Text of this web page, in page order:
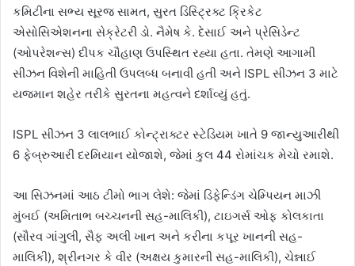
કમિટીના સભ્ય સૂરજ સામત, સુરત ડિસ્ટ્રિક્ટ ક્રિકેટ
એસોસિએશનના સેક્રેટરી ડો. નૈમેષ કે. દેસાઈ અને પ્રેસિડેન્ટ
(ઓપરેશન્સ) દીપક ચૌહાણ ઉપસ્થિત રહ્યા હતા. તેમણે આગામી
સીઝન વિશેની માહિતી ઉપલબ્ધ બનાવી હતી અને ISPL સીઝન 3 માટે
યજમાન શહેર તરીકે સુરતના મહત્વને દર્શાવ્યું હતું.
ISPL સીઝન 3 લાલભાઈ કોન્ટ્રાક્ટર સ્ટેડિયમ ખાતે 9 જાન્યુઆરીથી
6 ફેબ્રુઆરી દરમિયાન યોજાશે, જેમાં કુલ 44 રોમાંચક મેચો રમાશે.
આ સિઝનમાં આઠ ટીમો ભાગ લેશે: જેમાં ડિફેન્ડિંગ ચેમ્પિયન માઝી
મુંબઈ (અમિતાભ બચ્ચનની સહ-માલિકી), ટાઇગર્સ ઓફ કોલકાતા
(સૌરવ ગાંગુલી, સૈફ અલી ખાન અને કરીના કપૂર ખાનની સહ-
માલિકી), શ્રીનગર કે વીર (અક્ષય કુમારની સહ-માલિકી), ચેન્નાઈ